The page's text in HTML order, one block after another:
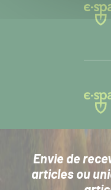
Envie de
articlesou